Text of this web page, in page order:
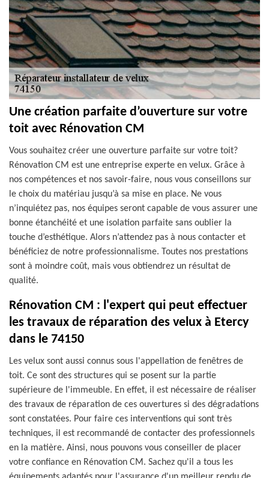
Une création parfaite d’ouverture sur votre
toit avec Rénovation CM
Vous souhaitez créer une ouverture parfaite sur votre toit?
Rénovation CM est une entreprise experte en velux. Grâce à
nos compétences et nos savoir-faire, nous vous conseillons sur
le choix du matériau jusqu’à sa mise en place. Ne vous
n’inquiétez pas, nos équipes seront capable de vous assurer une
bonne étanchéité et une isolation parfaite sans oublier la
touche d’esthétique. Alors n’attendez pas à nous contacter et
bénéficiez de notre professionnalisme. Toutes nos prestations
sont à moindre coût, mais vous obtiendrez un résultat de
qualité.
Rénovation CM : l'expert qui peut effectuer
les travaux de réparation des velux à Etercy
dans le 74150
Les velux sont aussi connus sous l'appellation de fenêtres de
toit. Ce sont des structures qui se posent sur la partie
supérieure de l'immeuble. En effet, il est nécessaire de réaliser
des travaux de réparation de ces ouvertures si des dégradations
sont constatées. Pour faire ces interventions qui sont très
techniques, il est recommandé de contacter des professionnels
en la matière. Ainsi, nous pouvons vous conseiller de placer
votre confiance en Rénovation CM. Sachez qu'il a tous les